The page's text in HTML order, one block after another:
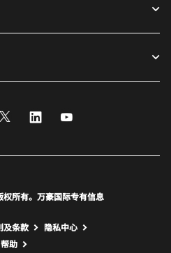
Twitter LinkedIn
所有。万豪国际专有信息
及条款
隐私中心
打开新窗口
帮助